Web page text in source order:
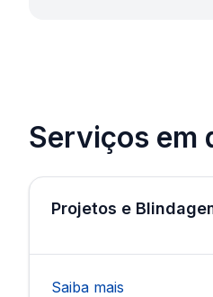
Serviços em
Projetos e
Saiba mais